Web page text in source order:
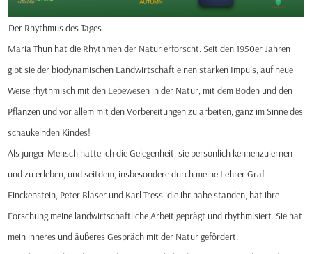
Der Rhythmus des Tages
Maria Thun hat die Rhythmen der Natur erforscht. Seit den 1950er Jahren
gibt sie der biodynamischen Landwirtschaft einen starken Impuls, auf neue
Weise rhythmisch mit den Lebewesen in der Natur, mit dem Boden und den
Pflanzen und vor allem mit den Vorbereitungen zu arbeiten, ganz im Sinne des
schaukelnden Kindes!
Als junger Mensch hatte ich die Gelegenheit, sie persönlich kennenzulernen
und zu erleben, und seitdem, insbesondere durch meine Lehrer Graf
Finckenstein, Peter Blaser und Karl Tress, die ihr nahe standen, hat ihre
Forschung meine landwirtschaftliche Arbeit geprägt und rhythmisiert. Sie hat
mein inneres und äußeres Gespräch mit der Natur gefördert.